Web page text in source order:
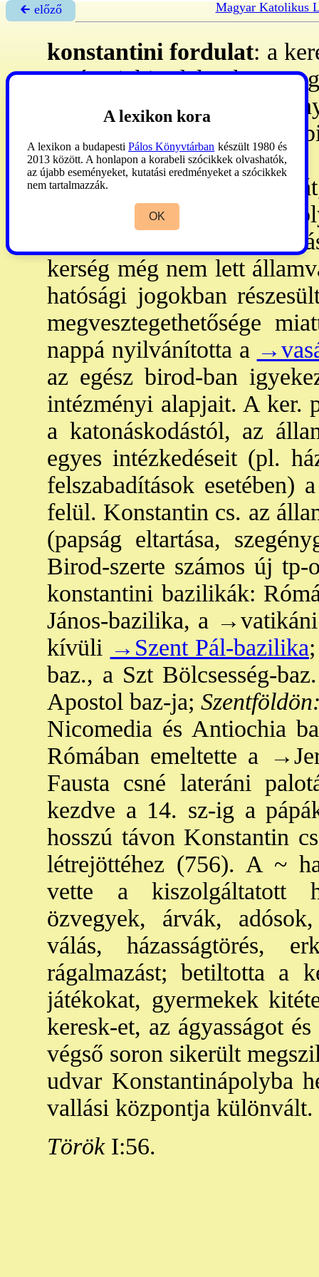
🡰 előző Magyar Katolikus
konstantini fordulat: a
a római birodalomban
337) törvényeinek
fölszabadította és a
kerséget. Bár Konstantin
meg, ker-nek tartotta
elöljáróikon keresztül)
melyeket az ősi római
kerség még nem lett
hatósági jogokban
megvesztegethetősége
nappá nyilvánította a
az egész birod-ban
intézményi alapjait. A ker.
a katonáskodástól, az
egyes intézkedéseit (pl.
felszabadítások esetében)
felül. Konstantin cs. az
(papság eltartása,
Birod-szerte számos új
konstantini bazilikák:
János-bazilika, a →vatikáni
kívüli →Szent Pál-bazilika
baz., a Szt Bölcsesség-
Apostol baz-ja;
Nicomedia és Antiochia
Rómában emeltette a
Fausta csné lateráni
kezdve a 14. sz-ig a
hosszú távon Konstantin
létrejöttéhez (756). A ~
vette a kiszolgáltatott
özvegyek, árvák,
válás, házasságtörés,
rágalmazást; betiltotta a
játékokat, gyermekek
keresk-et, az ágyasságot
végső soron sikerült
udvar Konstantinápolyba
vallási központja
TörökI:56.
A lexikon kora
A lexikon a budapesti Pálos Könyvtárban készült 1980 és
2013 között. A honlapon a korabeli szócikkek olvashatók,
az újabb eseményeket, kutatási eredményeket a szócikkek
nem tartalmazzák.
OK